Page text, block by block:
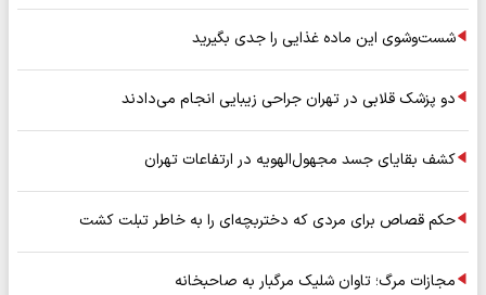
شست‌وشوی این ماده غذایی را جدی بگیرید
دو پزشک قلابی در تهران جراحی زیبایی انجام می‌دادند
کشف بقایای جسد مجهول‌الهویه در ارتفاعات تهران
حکم قصاص برای مردی که دختربچه‌ای را به خاطر تبلت کشت
مجازات مرگ؛ تاوان شلیک مرگبار به صاحبخانه